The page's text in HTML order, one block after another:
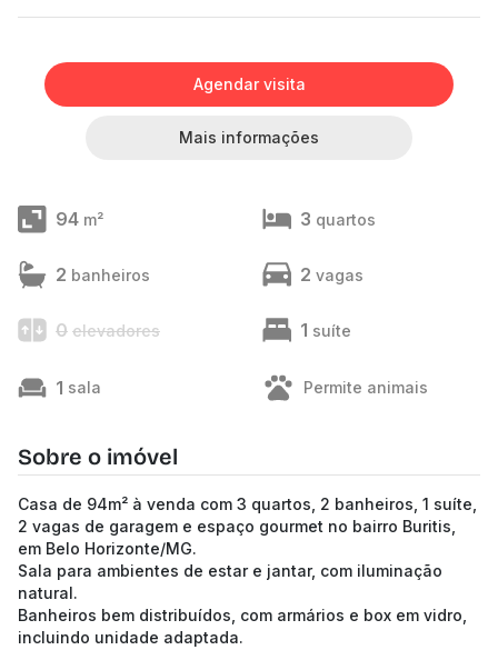
Agendar visita
Mais informações
94 m² 3 quartos
2 banheiros 2 vagas
0 elevadores 1 suíte
1 sala Permite animais
Sobre o imóvel
Casa de 94m² à venda com 3 quartos, 2 banheiros, 1 suíte,
2 vagas de garagem e espaço gourmet no bairro Buritis,
em Belo Horizonte/MG.
Sala para ambientes de estar e jantar, com iluminação
natural.
Banheiros bem distribuídos, com armários e box em vidro,
incluindo unidade adaptada.